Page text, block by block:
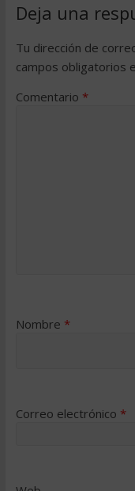
Deja una
Tu dirección de
campos obligatorios
Comentario *
Nombre *
Correo electrónico *